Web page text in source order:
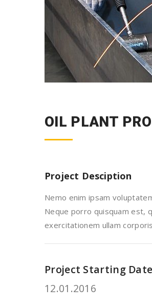
OIL PLANT
Project Desciption
Nemo enim ipsam
Neque porro quisquam est,
exercitationem ullam
Project Starting Date
12.01.2016